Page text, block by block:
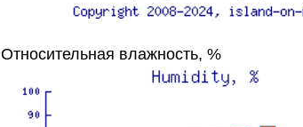
Относительная влажность, %